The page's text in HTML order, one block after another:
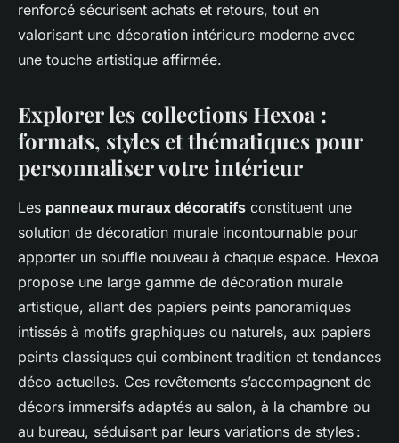
renforcé sécurisent achats et retours, tout en
valorisant une décoration intérieure moderne avec
une touche artistique affirmée.
Explorer les collections Hexoa :
formats, styles et thématiques pour
personnaliser votre intérieur
Les panneaux muraux décoratifs constituent une
solution de décoration murale incontournable pour
apporter un souffle nouveau à chaque espace. Hexoa
propose une large gamme de décoration murale
artistique, allant des papiers peints panoramiques
intissés à motifs graphiques ou naturels, aux papiers
peints classiques qui combinent tradition et tendances
déco actuelles. Ces revêtements s’accompagnent de
décors immersifs adaptés au salon, à la chambre ou
au bureau, séduisant par leurs variations de styles :